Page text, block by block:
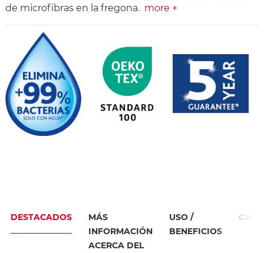
de microfibras en la fregona. more +
DESTACADOS
MÁS
INFORMACIÓN
ACERCA DEL
USO /
BENEFICIOS